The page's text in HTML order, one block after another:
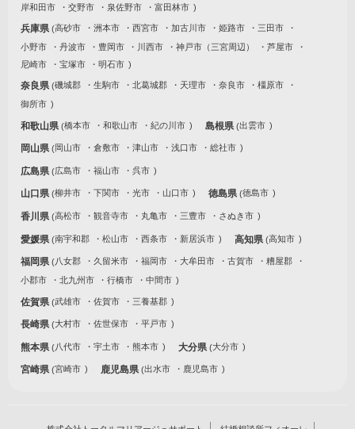
岸和田市
交野市 泉佐野市 富田林市
兵庫県 高砂市 洲本市 西宮市 加古川市 姫路市
三田市
小野市
丹波市 豊岡市 川西市 神戸市（三宮周辺）
芦屋市
尼崎市
宝塚市 明石市
奈良県 磯城郡 生駒市 北葛城郡 天理市 奈良市
橿原市
御所市
和歌山県 橋本市 和歌山市 紀の川市 島根県 出雲市
岡山県 岡山市 倉敷市 津山市 浅口市 総社市
広島県 広島市 福山市 呉市
山口県 柳井市 下関市 光市 山口市 徳島県 徳島市
香川県 高松市 観音寺市 丸亀市 三豊市 さぬき市
愛媛県 南宇和郡 松山市 西条市 新居浜市 高知県 高知市
福岡県 八女郡 久留米市 福岡市 大牟田市 古賀市
糟屋郡
小郡市
北九州市 行橋市 中間市
佐賀県 武雄市 佐賀市 三養基郡
長崎県 大村市 佐世保市 平戸市
熊本県 八代市 宇土市 熊本市 大分県 大分市
宮崎県 宮崎市 鹿児島県 出水市 鹿児島市